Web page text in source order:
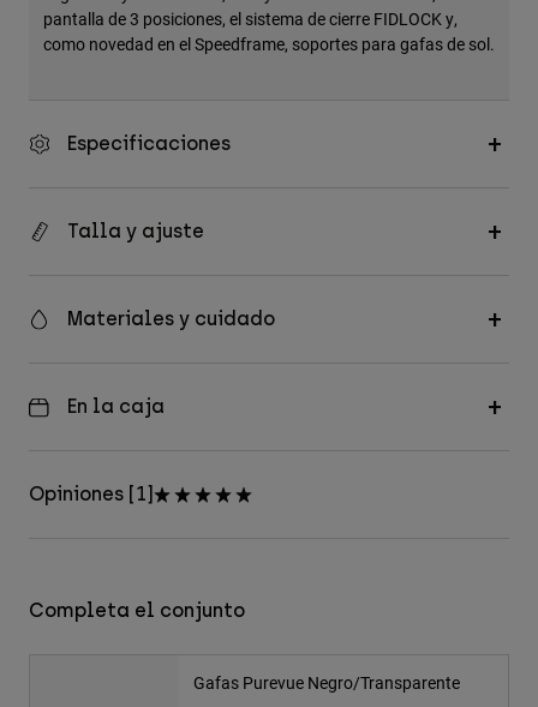
pantalla de 3 posiciones, el sistema de cierre FIDLOCK y,
como novedad en el Speedframe, soportes para gafas de sol.
Especificaciones
Talla y ajuste
Materiales y cuidado
En la caja
Opiniones [1]
Completa el conjunto
Gafas Purevue Negro/Transparente